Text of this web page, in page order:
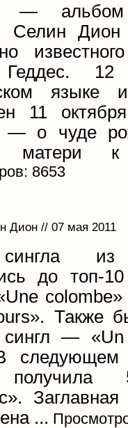
— альбом
Селин Дион
языке
11
— о чуде
матери к
8653
Дион // 07 мая 2011
из
до топ-10
Также
сингл —
следующем
...